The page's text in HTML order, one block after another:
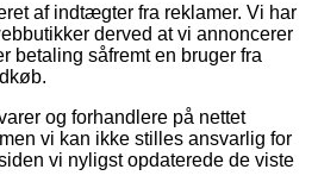
af indtægter fra reklamer. Vi har
derved at vi annoncerer
betaling såfremt en bruger fra
og forhandlere på nettet
vi kan ikke stilles ansvarlig for
vi nyligst opdaterede de viste